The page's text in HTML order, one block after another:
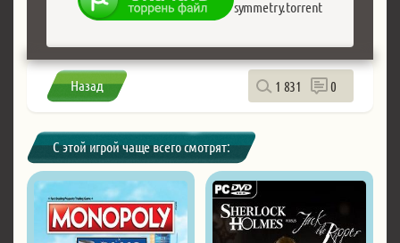
symmetry.torrent
Назад 1 831 0
С этой игрой чаще всего смотрят: